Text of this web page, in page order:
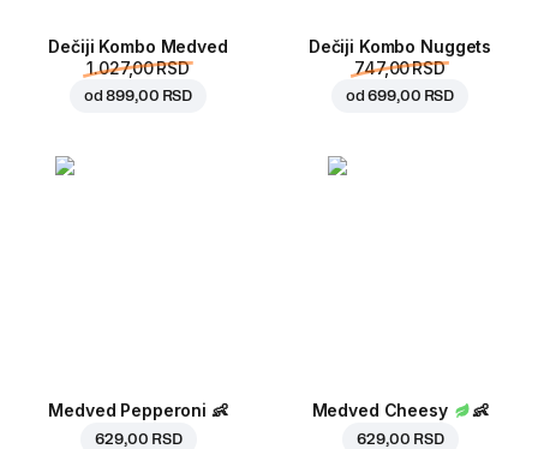
Dečiji Kombo Medved
1.027,00 RSD
od899,00 RSD
Dečiji Kombo Nuggets
747,00 RSD
od699,00 RSD
Medved Pepperoni 👶
629,00 RSD
Medved Cheesy 👶
629,00 RSD